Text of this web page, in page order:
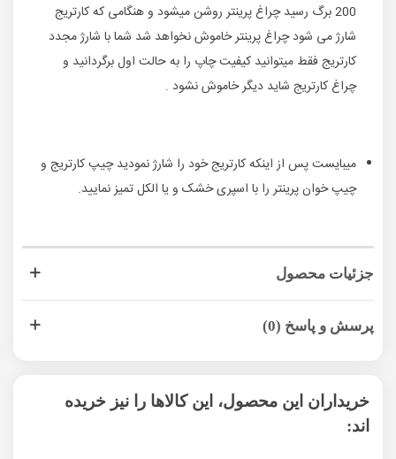
200 برگ رسید چراغ پرینتر روشن میشود و هنگامی که کارتریج
شارژ می شود چراغ پرینتر خاموش نخواهد شد شما با شارژ مجدد
کارتریج فقط میتوانید کیفیت چاپ را به حالت اول برگردانید و
چراغ کارتریج شاید دیگر خاموش نشود .
میبایست پس از اینکه کارتریج خود را شارژ نمودید چیپ کارتریج و
چیپ خوان پرینتر را با اسپری خشک و یا الکل تمیز نمایید.
جزئیات محصول
پرسش و پاسخ (0)
خریداران این محصول، این کالاها را نیز خریده
اند: